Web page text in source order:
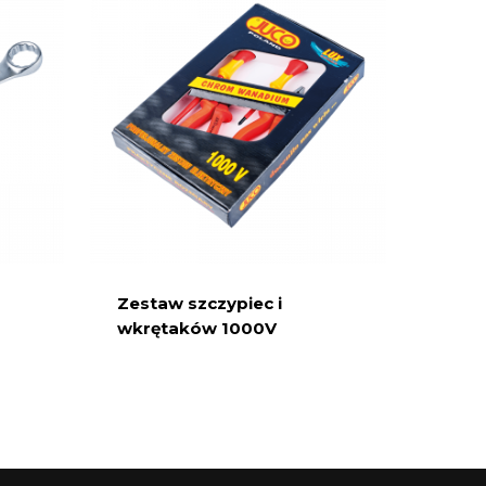
Zestaw szczypiec i
wkrętaków 1000V